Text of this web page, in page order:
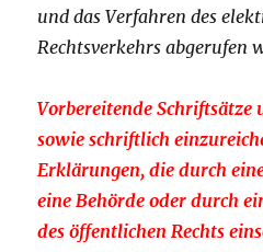
und das Verfahren des
Rechtsverkehrs abgerufen
Vorbereitende Schriftsätze
sowie schriftlich
Erklärungen, die durch
eine Behörde oder durch
des öffentlichen Rechts